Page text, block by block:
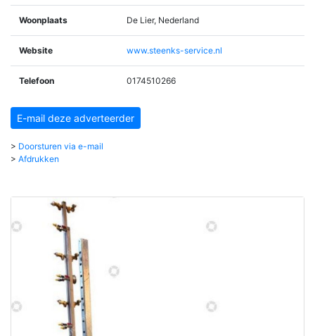
Woonplaats De Lier, Nederland
Website www.steenks-service.nl
Telefoon 0174510266
E-mail deze adverteerder
> Doorsturen via e-mail
> Afdrukken